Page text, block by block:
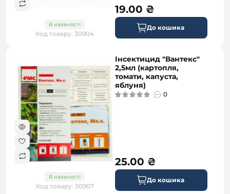
В наявності
Код товару: 30904
19.00 ₴
До кошика
В наявності
Код товару: 30907
Інсектицид "Вантекс"
2,5мл (картопля,
томати, капуста,
яблуня)
0
25.00 ₴
До кошика